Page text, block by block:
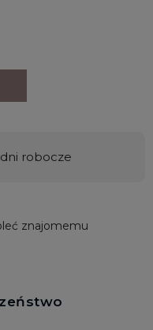
robocze
znajomemu